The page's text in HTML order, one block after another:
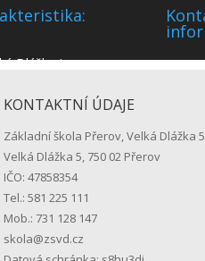
KONTAKTNÍ ÚDAJE
Základní škola Přerov, Velká Dlážka 5
Velká Dlážka 5, 750 02 Přerov
IČO: 47858354
Tel.: 581 225 111
Mob.: 731 128 147
skola@zsvd.cz